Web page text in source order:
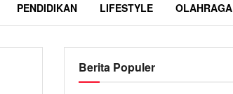
PENDIDIKAN LIFESTYLE OLAHRAGA
Berita Populer